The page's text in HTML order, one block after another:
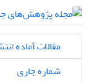
مقالات آماده
شماره جاری